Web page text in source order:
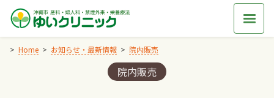
Skip
content
Home お知らせ・最新情報 院内販売
Categories:
院内販売